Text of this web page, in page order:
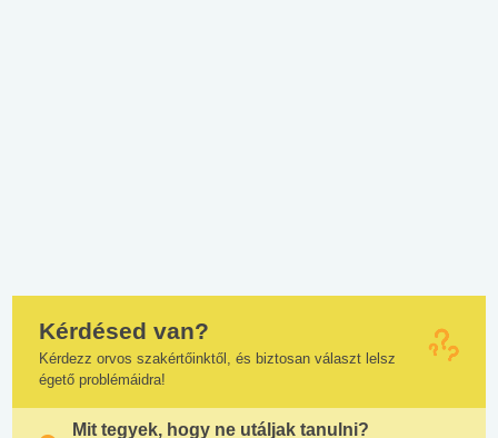
Kérdésed van?
Kérdezz orvos szakértőinktől, és biztosan választ lelsz
égető problémáidra!
Mit tegyek, hogy ne utáljak tanulni?